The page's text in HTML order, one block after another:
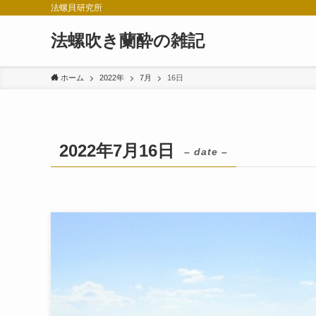
法螺貝研究所
法螺吹き蘭酔の雑記
ホーム 2022年 7月 16日
2022年7月16日 – date –